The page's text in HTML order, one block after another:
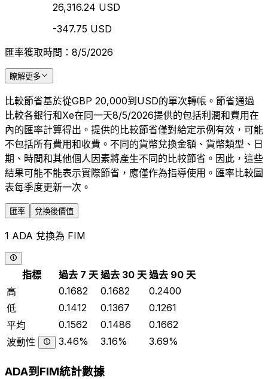
26,316.24 USD
-347.75 USD
匯率獲取時間：8/5/2026
瞭解更多
比較節省基於從GBP 20,000到USD的單次轉帳。節省通過
比較各銀行和Xe在同一天8/5/2026提供的包括利潤和費用在
內的匯率計算得出。提供的比較節省僅對給定示例有效，可能
不包括所有費用和收費。不同的貨幣兌換金額、貨幣類型、日
期、時間和其他個人因素將產生不同的比較節省。因此，這些
結果可能不能表示實際節省，應僅作為指導使用。匯率比較圖
表每季度更新一次。
匯率 兌換後價值
1 ADA 兌換為 FIM
指標 過去 7 天 過去 30 天 過去 90 天
高
0.1682 0.1682
0.2400
低
0.1412 0.1367
0.1261
平均
0.1562 0.1486
0.1662
波動性
3.46% 3.16% 3.69%
ADA到FIM統計數據